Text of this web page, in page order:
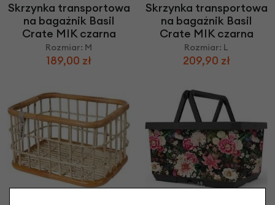
Skrzynka transportowa
na bagażnik Basil
Crate MIK czarna
Rozmiar: M
189,00 zł
Skrzynka transportowa
na bagażnik Basil
Crate MIK czarna
Rozmiar: L
209,90 zł